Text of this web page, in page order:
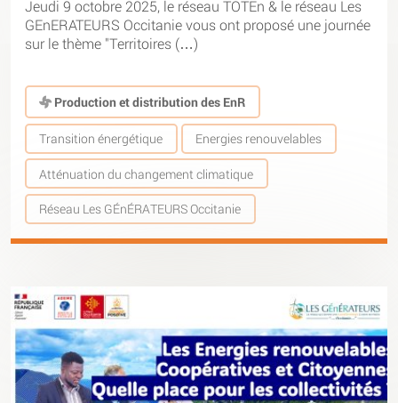
Jeudi 9 octobre 2025, le réseau TOTEn & le réseau Les
GEnERATEURS Occitanie vous ont proposé une journée
sur le thème "Territoires (…)
Production et distribution des EnR
Transition énergétique Energies renouvelables
Atténuation du changement climatique
Réseau Les GÉnÉRATEURS Occitanie